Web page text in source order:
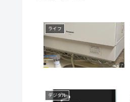
ライフ
デジタル